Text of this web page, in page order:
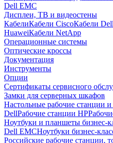
Dell EMC
Дисплеи, ТВ и видеостены
КабелиКабели CiscoКабели
HuaweiКабели NetApp
Операционные системы
Оптические кроссы
Документация
Инструменты
Опции
Сертификаты сервисного
Замки для серверных шкафов
Настольные рабочие станции
DellРабочие станции HP
Ноутбуки и планшеты бизнес-
Dell EMCНоутбуки бизнес-
Российские рабочие станции,